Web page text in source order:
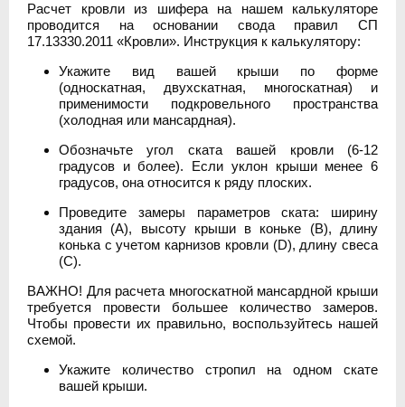
Расчет кровли из шифера на нашем калькуляторе
проводится на основании свода правил СП
17.13330.2011 «Кровли». Инструкция к калькулятору:
Укажите вид вашей крыши по форме
(односкатная, двухскатная, многоскатная) и
применимости подкровельного пространства
(холодная или мансардная).
Обозначьте угол ската вашей кровли (6-12
градусов и более). Если уклон крыши менее 6
градусов, она относится к ряду плоских.
Проведите замеры параметров ската: ширину
здания (А), высоту крыши в коньке (В), длину
конька с учетом карнизов кровли (D), длину свеса
(C).
ВАЖНО! Для расчета многоскатной мансардной крыши
требуется провести большее количество замеров.
Чтобы провести их правильно, воспользуйтесь нашей
схемой.
Укажите количество стропил на одном скате
вашей крыши.